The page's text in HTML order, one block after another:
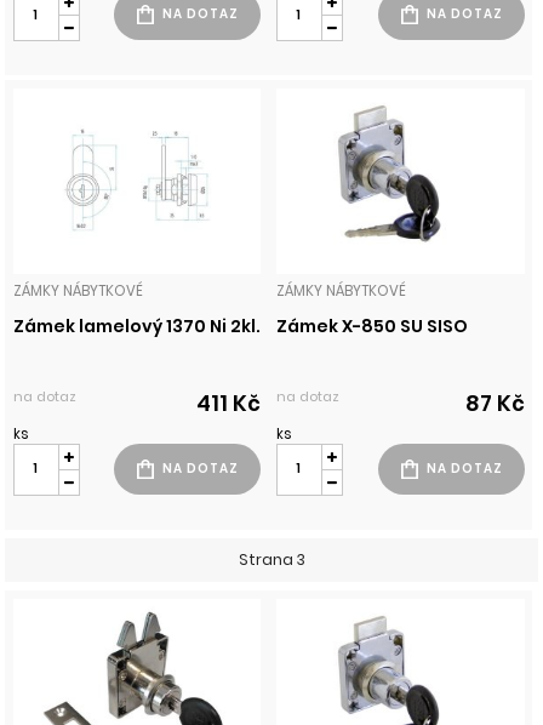
ZÁMKY NÁBYTKOVÉ
Zámek lamelový 1370 Ni 2kl.
na dotaz 411 Kč
ks
ZÁMKY NÁBYTKOVÉ
Zámek X-850 SU SISO
na dotaz 87 Kč
ks
Strana 3